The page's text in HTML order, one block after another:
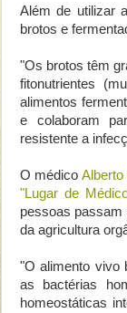
Além de utilizar
brotos e
"Os brotos têm
fitonutrientes
alimentos
e colaboram
resistente a
O médico Alberto
"Lugar de
pessoas passam
da agricultura
"O alimento vivo
as bactérias
homeostáticas